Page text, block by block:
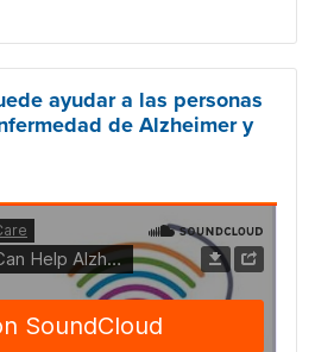
ayudar a las personas
de Alzheimer y